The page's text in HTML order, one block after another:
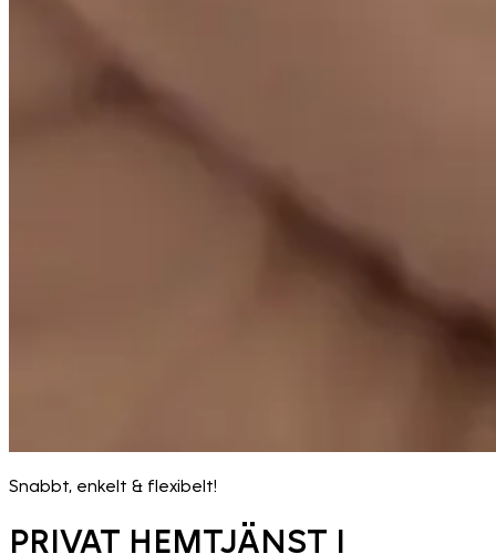
Snabbt, enkelt & flexibelt!
PRIVAT HEMTJÄNST I